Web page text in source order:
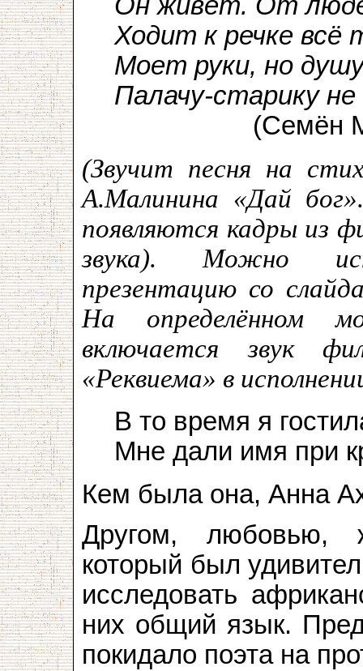
Ходит к речке всё
Моет руки, но
Палачу-старику
(Семён
(Звучит песня на
А.Малинина «Дай
появляются кадры из
звука). Можно
презентацию со
На определённом
включается звук
«Реквиема» в
В то время я
Мне дали имя при
Кем была она, Анна
Другом, любовью,
который был
исследовать
них общий язык.
покидало поэта на